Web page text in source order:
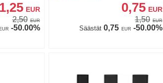
1,25 EUR
2,50 EUR
EUR -50.00%
0,75 EUR
1,50 EUR
Säästät 0,75 EUR -50.00%